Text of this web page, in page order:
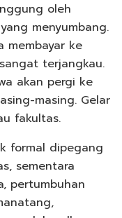
oleh
menyumbang.
membayar ke
terjangkau.
akan pergi ke
masing. Gelar
fakultas.
formal dipegang
sementara
pertumbuhan